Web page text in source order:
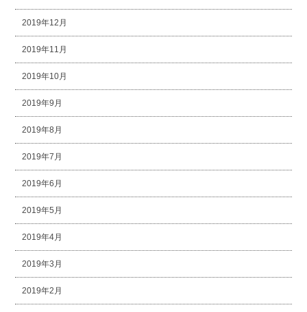
2019年12月
2019年11月
2019年10月
2019年9月
2019年8月
2019年7月
2019年6月
2019年5月
2019年4月
2019年3月
2019年2月